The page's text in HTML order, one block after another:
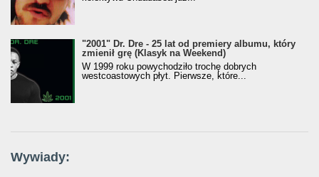
"2001" Dr. Dre - 25 lat od premiery albumu, który
zmienił grę (Klasyk na Weekend)
W 1999 roku powychodziło trochę dobrych
westcoastowych płyt. Pierwsze, które...
Wywiady: